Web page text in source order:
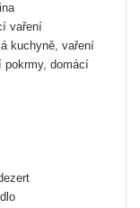
vaření
kuchyně, vaření
pokrmy, domácí